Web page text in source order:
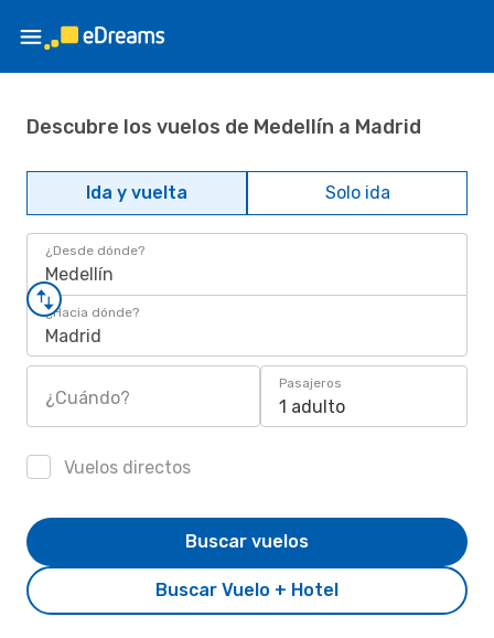
Descubre los vuelos de Medellín a Madrid
Ida y vuelta Solo ida
¿Desde dónde?
Medellín
¿Hacia dónde?
Madrid
¿Cuándo?
Pasajeros
1 adulto
Vuelos directos
Buscar Vuelo + Hotel
Buscar vuelos